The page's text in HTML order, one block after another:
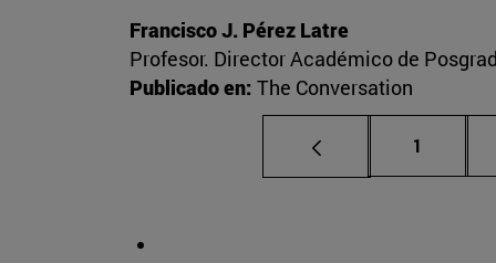
Francisco J. Pérez Latre
Profesor. Director Académico de
Publicado en: The Conversation
Página
1